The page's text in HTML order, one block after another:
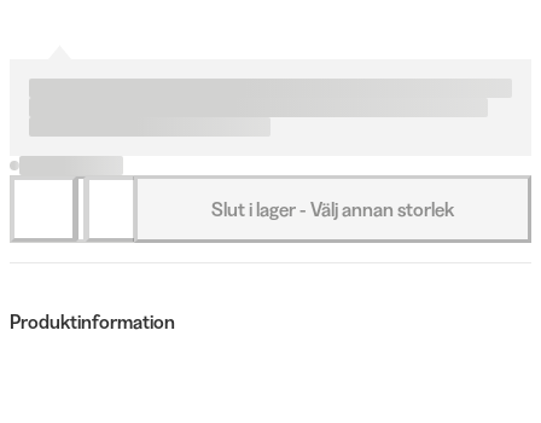
Slut i lager - Välj annan storlek
Produktinformation